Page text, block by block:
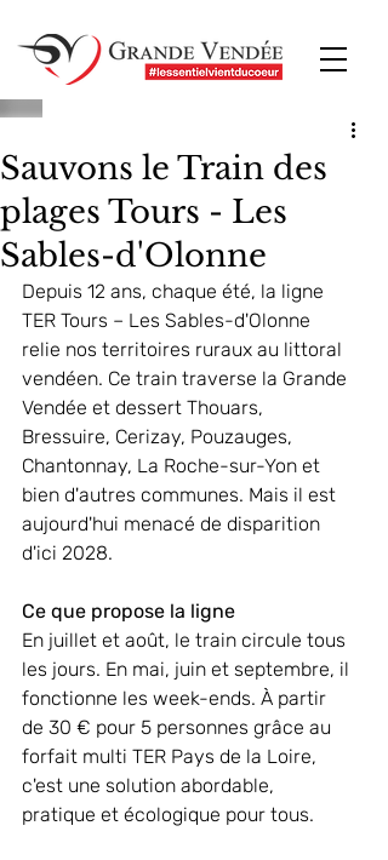
Sauvons le Train des
plages Tours - Les
Sables-d'Olonne
Depuis 12 ans, chaque été, la ligne
TER Tours – Les Sables-d'Olonne
relie nos territoires ruraux au littoral
vendéen. Ce train traverse la Grande
Vendée et dessert Thouars,
Bressuire, Cerizay, Pouzauges,
Chantonnay, La Roche-sur-Yon et
bien d'autres communes. Mais il est
aujourd'hui menacé de disparition
d'ici 2028.
Ce que propose la ligne
En juillet et août, le train circule tous
les jours. En mai, juin et septembre, il
fonctionne les week-ends. À partir
de 30 € pour 5 personnes grâce au
forfait multi TER Pays de la Loire,
c'est une solution abordable,
pratique et écologique pour tous.